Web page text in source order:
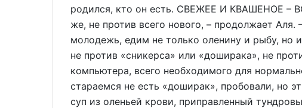
родился, кто он есть. СВЕЖЕЕ И КВАШЕНОЕ –
же, не против всего нового, – продолжает
молодежь, едим не только оленину и рыбу, но
не против «сникерса» или «доширака», не
компьютера, всего необходимого для
стараемся не есть «доширак», пробовали, но
суп из оленьей крови, приправленный